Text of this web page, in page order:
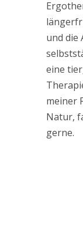
und die
eine
meiner
Natur,
gerne.